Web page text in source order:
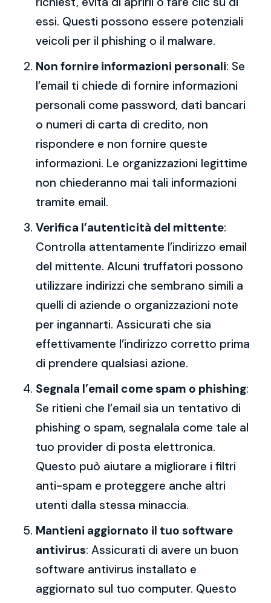
essi. Questi possono essere potenziali
veicoli per il phishing o il malware.
Non fornire informazioni personali: Se
l’email ti chiede di fornire informazioni
personali come password, dati bancari
o numeri di carta di credito, non
rispondere e non fornire queste
informazioni. Le organizzazioni legittime
non chiederanno mai tali informazioni
tramite email.
Verifica l’autenticità del mittente:
Controlla attentamente l’indirizzo email
del mittente. Alcuni truffatori possono
utilizzare indirizzi che sembrano simili a
quelli di aziende o organizzazioni note
per ingannarti. Assicurati che sia
effettivamente l’indirizzo corretto prima
di prendere qualsiasi azione.
Segnala l’email come spam o phishing:
Se ritieni che l’email sia un tentativo di
phishing o spam, segnalala come tale al
tuo provider di posta elettronica.
Questo può aiutare a migliorare i filtri
anti-spam e proteggere anche altri
utenti dalla stessa minaccia.
Mantieni aggiornato il tuo software
antivirus: Assicurati di avere un buon
software antivirus installato e
aggiornato sul tuo computer. Questo